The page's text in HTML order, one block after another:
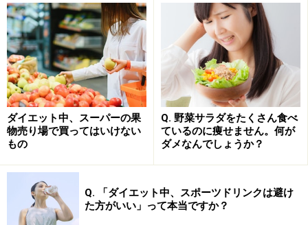
状態が、健康な美しさを作ります。真水で太ることやむ
くむことはないので、食事以外に1日1～1.5Lの水を飲む
ようにすると良いでしょう。
・基本的に好き嫌いが多い……栄養素はまんべんなく摂り
ましょう。食生活が不規則になりがちな人は、サプリメ
ントを上手に活用するのも手です。
この他に、運動不足や睡眠不足、身体の冷えもむくみの
原因に。冬場は特に注意したいですね。
ダイエット中、スーパーの果
物売り場で買ってはいけない
もの
Q. 野菜サラダをたくさん食べ
ているのに痩せません。何が
ダメなんでしょうか？
Q. 「ダイエット中、スポーツドリンクは避け
た方がいい」って本当ですか？